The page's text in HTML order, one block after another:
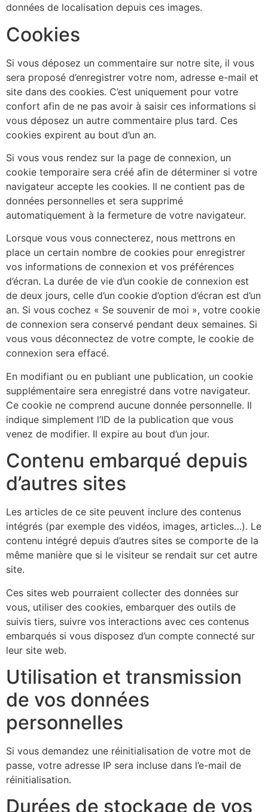
données de localisation depuis ces images.
Cookies
Si vous déposez un commentaire sur notre site, il vous
sera proposé d’enregistrer votre nom, adresse e-mail et
site dans des cookies. C’est uniquement pour votre
confort afin de ne pas avoir à saisir ces informations si
vous déposez un autre commentaire plus tard. Ces
cookies expirent au bout d’un an.
Si vous vous rendez sur la page de connexion, un
cookie temporaire sera créé afin de déterminer si votre
navigateur accepte les cookies. Il ne contient pas de
données personnelles et sera supprimé
automatiquement à la fermeture de votre navigateur.
Lorsque vous vous connecterez, nous mettrons en
place un certain nombre de cookies pour enregistrer
vos informations de connexion et vos préférences
d’écran. La durée de vie d’un cookie de connexion est
de deux jours, celle d’un cookie d’option d’écran est d’un
an. Si vous cochez « Se souvenir de moi », votre cookie
de connexion sera conservé pendant deux semaines. Si
vous vous déconnectez de votre compte, le cookie de
connexion sera effacé.
En modifiant ou en publiant une publication, un cookie
supplémentaire sera enregistré dans votre navigateur.
Ce cookie ne comprend aucune donnée personnelle. Il
indique simplement l’ID de la publication que vous
venez de modifier. Il expire au bout d’un jour.
Contenu embarqué depuis
d’autres sites
Les articles de ce site peuvent inclure des contenus
intégrés (par exemple des vidéos, images, articles…). Le
contenu intégré depuis d’autres sites se comporte de la
même manière que si le visiteur se rendait sur cet autre
site.
Ces sites web pourraient collecter des données sur
vous, utiliser des cookies, embarquer des outils de
suivis tiers, suivre vos interactions avec ces contenus
embarqués si vous disposez d’un compte connecté sur
leur site web.
Utilisation et transmission
de vos données
personnelles
Si vous demandez une réinitialisation de votre mot de
passe, votre adresse IP sera incluse dans l’e-mail de
réinitialisation.
Durées de stockage de vos